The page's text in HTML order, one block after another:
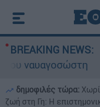
BREAKING NEWS:
ναυαγοσώστη
δημοφιλές τώρα:
ζωή στη Γη: Η